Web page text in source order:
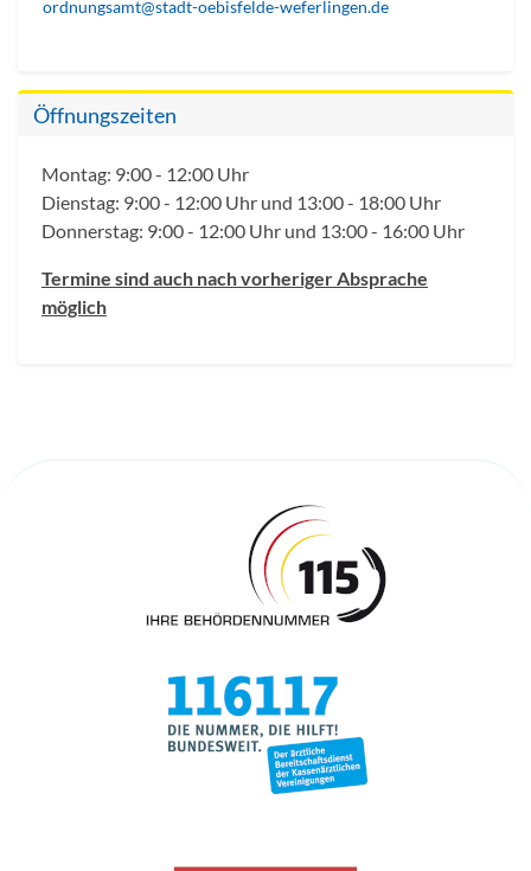
Öffnungszeiten
Montag: 9:00 - 12:00 Uhr
Dienstag: 9:00 - 12:00 Uhr und 13:00 - 18:00 Uhr
Donnerstag: 9:00 - 12:00 Uhr und 13:00 - 16:00 Uhr
Termine sind auch nach vorheriger Absprache
möglich
ordnungsamt@stadt-oebisfelde-weferlingen.de